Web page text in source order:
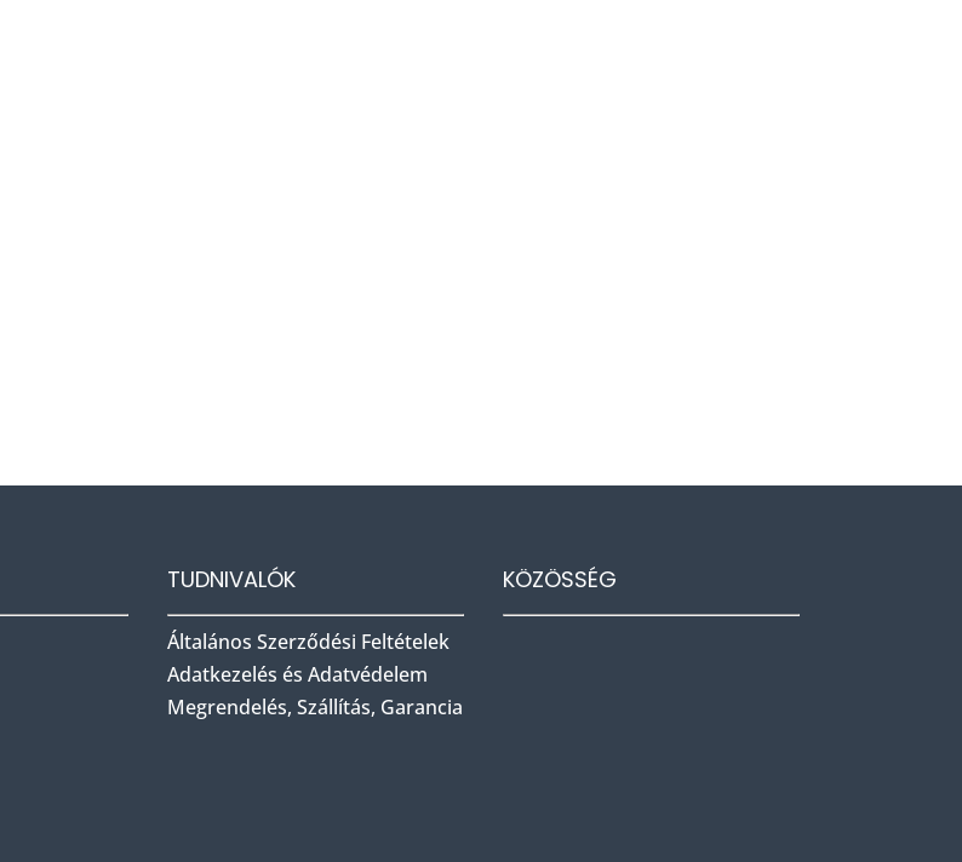
TUDNIVALÓK
Általános Szerződési Feltételek
Adatkezelés és Adatvédelem
Megrendelés, Szállítás, Garancia
KÖZÖSSÉG